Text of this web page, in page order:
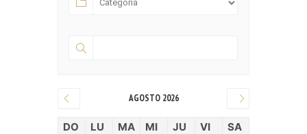
AGOSTO 2026
DO LU MA MI JU VI SA